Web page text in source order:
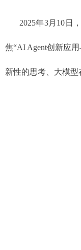
2025年3月10日
焦“AI Agent创新应
新性的思考、大模型